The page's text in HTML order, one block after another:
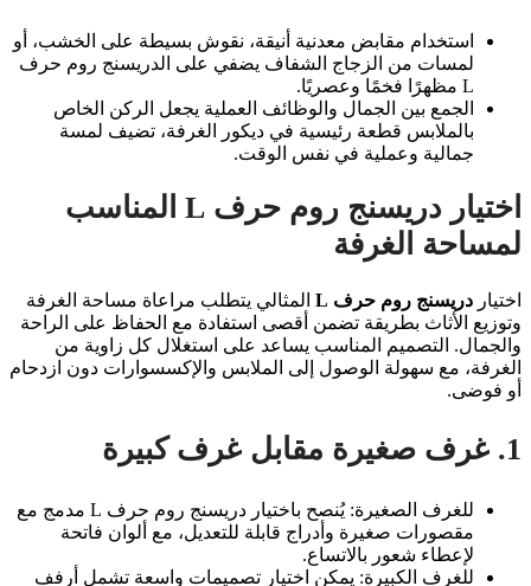
استخدام مقابض معدنية أنيقة، نقوش بسيطة على الخشب، أو
لمسات من الزجاج الشفاف يضفي على الدريسنج روم حرف
L مظهرًا فخمًا وعصريًا.
الجمع بين الجمال والوظائف العملية يجعل الركن الخاص
بالملابس قطعة رئيسية في ديكور الغرفة، تضيف لمسة
جمالية وعملية في نفس الوقت.
اختيار دريسنج روم حرف L المناسب
لمساحة الغرفة
اختيار دريسنج روم حرف L
المثالي يتطلب مراعاة مساحة الغرفة
وتوزيع الأثاث بطريقة تضمن أقصى استفادة مع الحفاظ على الراحة
والجمال. التصميم المناسب يساعد على استغلال كل زاوية من
الغرفة، مع سهولة الوصول إلى الملابس والإكسسوارات دون ازدحام
أو فوضى.
1. غرف صغيرة مقابل غرف كبيرة
للغرف الصغيرة: يُنصح باختيار دريسنج روم حرف L مدمج مع
مقصورات صغيرة وأدراج قابلة للتعديل، مع ألوان فاتحة
لإعطاء شعور بالاتساع.
للغرف الكبيرة: يمكن اختيار تصميمات واسعة تشمل أرفف